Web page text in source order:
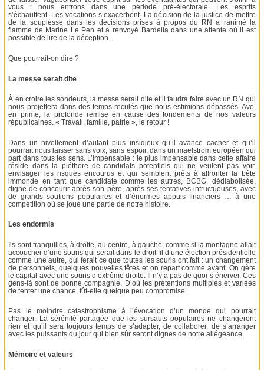
vous : nous entrons dans une période pré-électorale. Les esprits
s’échauffent. Les vocations s’exacerbent. La décision de la justice de mettre
de la souplesse dans les décisions prises à propos du RN a ranimé la
flamme de Marine Le Pen et a renvoyé Bardella dans une attente où il est
possible de lire de la déception.
Que pourrait-on dire ?
La messe serait dite
À en croire les sondeurs, la messe serait dite et il faudra faire avec un RN qui
nous projettera dans des temps reculés que nous estimions dépassés. Ave,
en prime, la profonde remise en cause des fondements de nos valeurs
républicaines. « Travail, famille, patrie », le retour !
Dans un nivellement d’autant plus insidieux qu’il avance cacher et qu’il
pourrait nous laisser sans voix, sans espoir, dans un maelström européen qui
part dans tous les sens. L’impensable : le plus impensable dans cette affaire
réside dans la pléthore de candidats potentiels qui ne veulent pas voir,
envisager les risques encourus et qui semblent prêts à affronter la bête
immonde en tant que candidate comme les autres, BCBG, dédiabolisée,
digne de concourir après son père, après ses tentatives infructueuses, avec
de grands soutiens populaires et d’énormes appuis financiers … à une
compétition où se joue une partie de notre histoire.
Les endormis
Ils sont tranquilles, à droite, au centre, à gauche, comme si la montagne allait
accoucher d’une souris qui serait dans le droit fil d’une élection présidentielle
comme une autre, qui ferait ce que toutes les souris ont fait : un changement
de personnels, quelques nouvelles têtes et on repart comme avant. On gère
le capital avec une souris d’extrême droite. Il n’y a pas de quoi s’énerver. Ces
gens-là sont de bonne compagnie. D’où les prétentions multiples et variées
de tenter une chance, fût-elle quelque peu compromise.
Pas le moindre catastrophisme à l’évocation d’un monde qui pourrait
changer. La sérénité partagée que les sursauts populaires ne changeront
rien et qu’il sera toujours temps de s’adapter, de collaborer, de s’arranger
avec les puissants du jour qui bien sûr seront dignes de notre allégeance.
Mémoire et valeurs